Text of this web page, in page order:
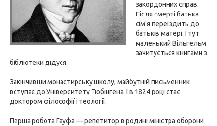
закордонних справ.
Після смерті батька
сім'я переїздить до
батьків матері. І тут
маленький Вільгельм
зачитується книгами з
бібліотеки дідуся.
Закінчивши монастирську школу, майбутній письменник
вступає до Університету Тюбінгена. І в 1824 році стає
доктором філософії і теології.
Перша робота Гауфа — репетитор в родині міністра оборони